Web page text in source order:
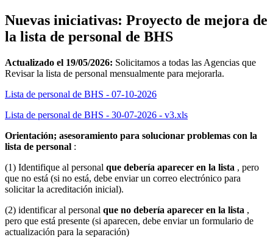
Nuevas iniciativas: Proyecto de mejora de
la lista de personal de BHS
Actualizado el 19/05/2026: Solicitamos a todas las Agencias que
Revisar la lista de personal mensualmente para mejorarla.
Lista de personal de BHS - 07-10-2026
Lista de personal de BHS - 30-07-2026 - v3.xls
Orientación; asesoramiento para solucionar problemas con la
lista de personal :
(1) Identifique al personal que debería aparecer en la lista , pero
que no está (si no está, debe enviar un correo electrónico para
solicitar la acreditación inicial).
(2) identificar al personal que no debería aparecer en la lista ,
pero que está presente (si aparecen, debe enviar un formulario de
actualización para la separación)